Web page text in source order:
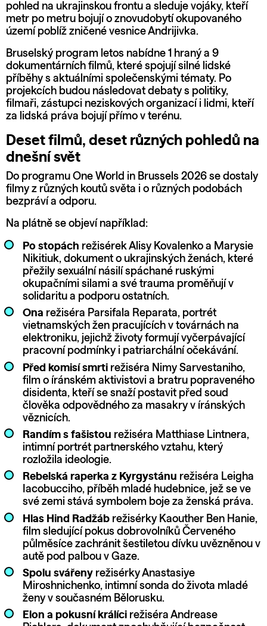
pohled na ukrajinskou frontu a sleduje vojáky, kteří
metr po metru bojují o znovudobytí okupovaného
území poblíž zničené vesnice Andrijivka.
Bruselský program letos nabídne 1 hraný a 9
dokumentárních filmů, které spojují silné lidské
příběhy s aktuálními společenskými tématy. Po
projekcích budou následovat debaty s politiky,
filmaři, zástupci neziskových organizací i lidmi, kteří
za lidská práva bojují přímo v terénu.
Deset filmů, deset různých pohledů na
dnešní svět
Do programu One World in Brussels 2026 se dostaly
filmy z různých koutů světa i o různých podobách
bezpráví a odporu.
Na plátně se objeví například:
Po stopách režisérek Alisy Kovalenko a Marysie
Nikitiuk, dokument o ukrajinských ženách, které
přežily sexuální násilí spáchané ruskými
okupačními silami a své trauma proměňují v
solidaritu a podporu ostatních.
Ona režiséra Parsifala Reparata, portrét
vietnamských žen pracujících v továrnách na
elektroniku, jejichž životy formují vyčerpávající
pracovní podmínky i patriarchální očekávání.
Před komisí smrti režiséra Nimy Sarvestaniho,
film o íránském aktivistovi a bratru popraveného
disidenta, kteří se snaží postavit před soud
člověka odpovědného za masakry v íránských
věznicích.
Randím s fašistou režiséra Matthiase Lintnera,
intimní portrét partnerského vztahu, který
rozložila ideologie.
Rebelská raperka z Kyrgystánu režiséra Leigha
Iacobucciho, příběh mladé hudebnice, jež se ve
své zemi stává symbolem boje za ženská práva.
Hlas Hind Radžáb režisérky Kaouther Ben Hanie,
film sledující pokus dobrovolníků Červeného
půlměsíce zachránit šestiletou dívku uvězněnou v
autě pod palbou v Gaze.
Spolu svářeny režisérky Anastasiye
Miroshnichenko, intimní sonda do života mladé
ženy v současném Bělorusku.
Elon a pokusní králíci režiséra Andrease